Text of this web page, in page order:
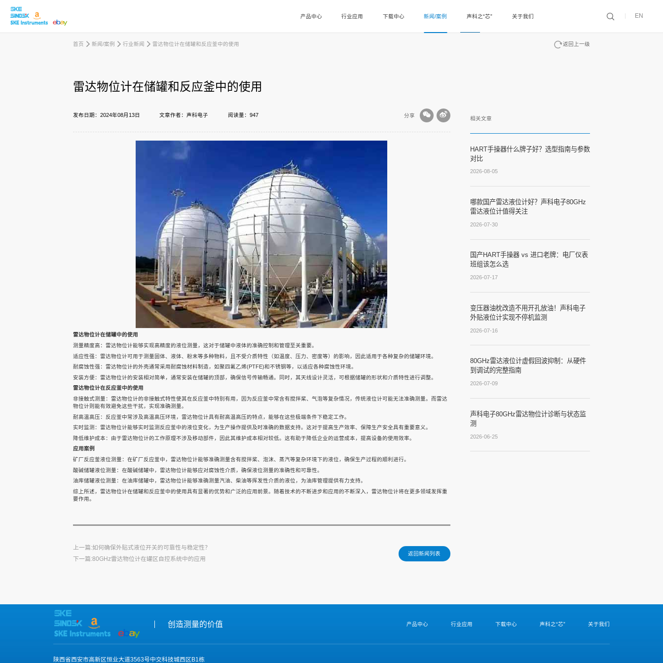
产品中心 行业应用 下载中心 新闻/案例 声科之“芯” 关于我们
雷达水位计
EN
首页 新闻/案例 行业新闻 雷达物位计在储罐和反应釜中的使用 返回上一级
雷达物位计在储罐和反应釜中的使用
发布日期：2024年08月13日 文章作者：声科电子 阅读量：947 分享
雷达物位计在储罐中的使用
测量精度高：雷达物位计能够实现高精度的液位测量，这对于储罐中液体的准确控制和管理至关重要。
适应性强：雷达物位计可用于测量固体、液体、粉末等多种物料，且不受介质特性（如温度、压力、密度等）的影响，因此适用于各种复杂的储罐环境。
耐腐蚀性强：雷达物位计的外壳通常采用耐腐蚀材料制造，如聚四氟乙烯(PTFE)和不锈钢等，以适应各种腐蚀性环境。
安装方便：雷达物位计的安装相对简单，通常安装在储罐的顶部，确保信号传输畅通。同时，其天线设计灵活，可根据储罐的形状和介质特性进行调整。
雷达物位计在反应釜中的使用
非接触式测量：雷达物位计的非接触式特性使其在反应釜中特别有用，因为反应釜中常含有搅拌桨、气泡等复杂情况，传统液位计可能无法准确测量。而雷达
物位计则能有效避免这些干扰，实现准确测量。
耐高温高压：反应釜中常涉及高温高压环境，雷达物位计具有耐高温高压的特点，能够在这些极端条件下稳定工作。
实时监测：雷达物位计能够实时监测反应釜中的液位变化，为生产操作提供及时准确的数据支持。这对于提高生产效率、保障生产安全具有重要意义。
降低维护成本：由于雷达物位计的工作原理不涉及移动部件，因此其维护成本相对较低。这有助于降低企业的运营成本，提高设备的使用效率。
应用案例
矿厂反应釜液位测量：在矿厂反应釜中，雷达物位计能够准确测量含有搅拌桨、泡沫、蒸汽等复杂环境下的液位，确保生产过程的顺利进行。
酸碱储罐液位测量：在酸碱储罐中，雷达物位计能够应对腐蚀性介质，确保液位测量的准确性和可靠性。
油库储罐液位测量：在油库储罐中，雷达物位计能够准确测量汽油、柴油等挥发性介质的液位，为油库管理提供有力支持。
综上所述，雷达物位计在储罐和反应釜中的使用具有显著的优势和广泛的应用前景。随着技术的不断进步和应用的不断深入，雷达物位计将在更多领域发挥重
要作用。
上一篇:如何确保外贴式液位开关的可靠性与稳定性？
下一篇:80GHz雷达物位计在罐区自控系统中的应用
返回新闻列表
相关文章
HART手操器什么牌子好？选型指南与参数
对比
2026-08-05
哪款国产雷达液位计好？声科电子80GHz
雷达液位计值得关注
2026-07-30
国产HART手操器 vs 进口老牌：电厂仪表
班组该怎么选
2026-07-17
变压器油枕改造不用开孔放油！声科电子
外贴液位计实现不停机监测
2026-07-16
80GHz雷达液位计虚假回波抑制：从硬件
到调试的完整指南
2026-07-09
声科电子80GHz雷达物位计诊断与状态监
测
2026-06-25
创造测量的价值 产品中心 行业应用 下载中心 声科之“芯” 关于我们
陕西省西安市高新区恒业大道3563号中交科技城西区B1栋